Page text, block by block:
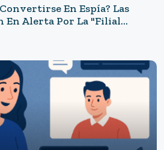
En Espía? Las
En Alerta Por La "filial
Los Hogares Inteligentes